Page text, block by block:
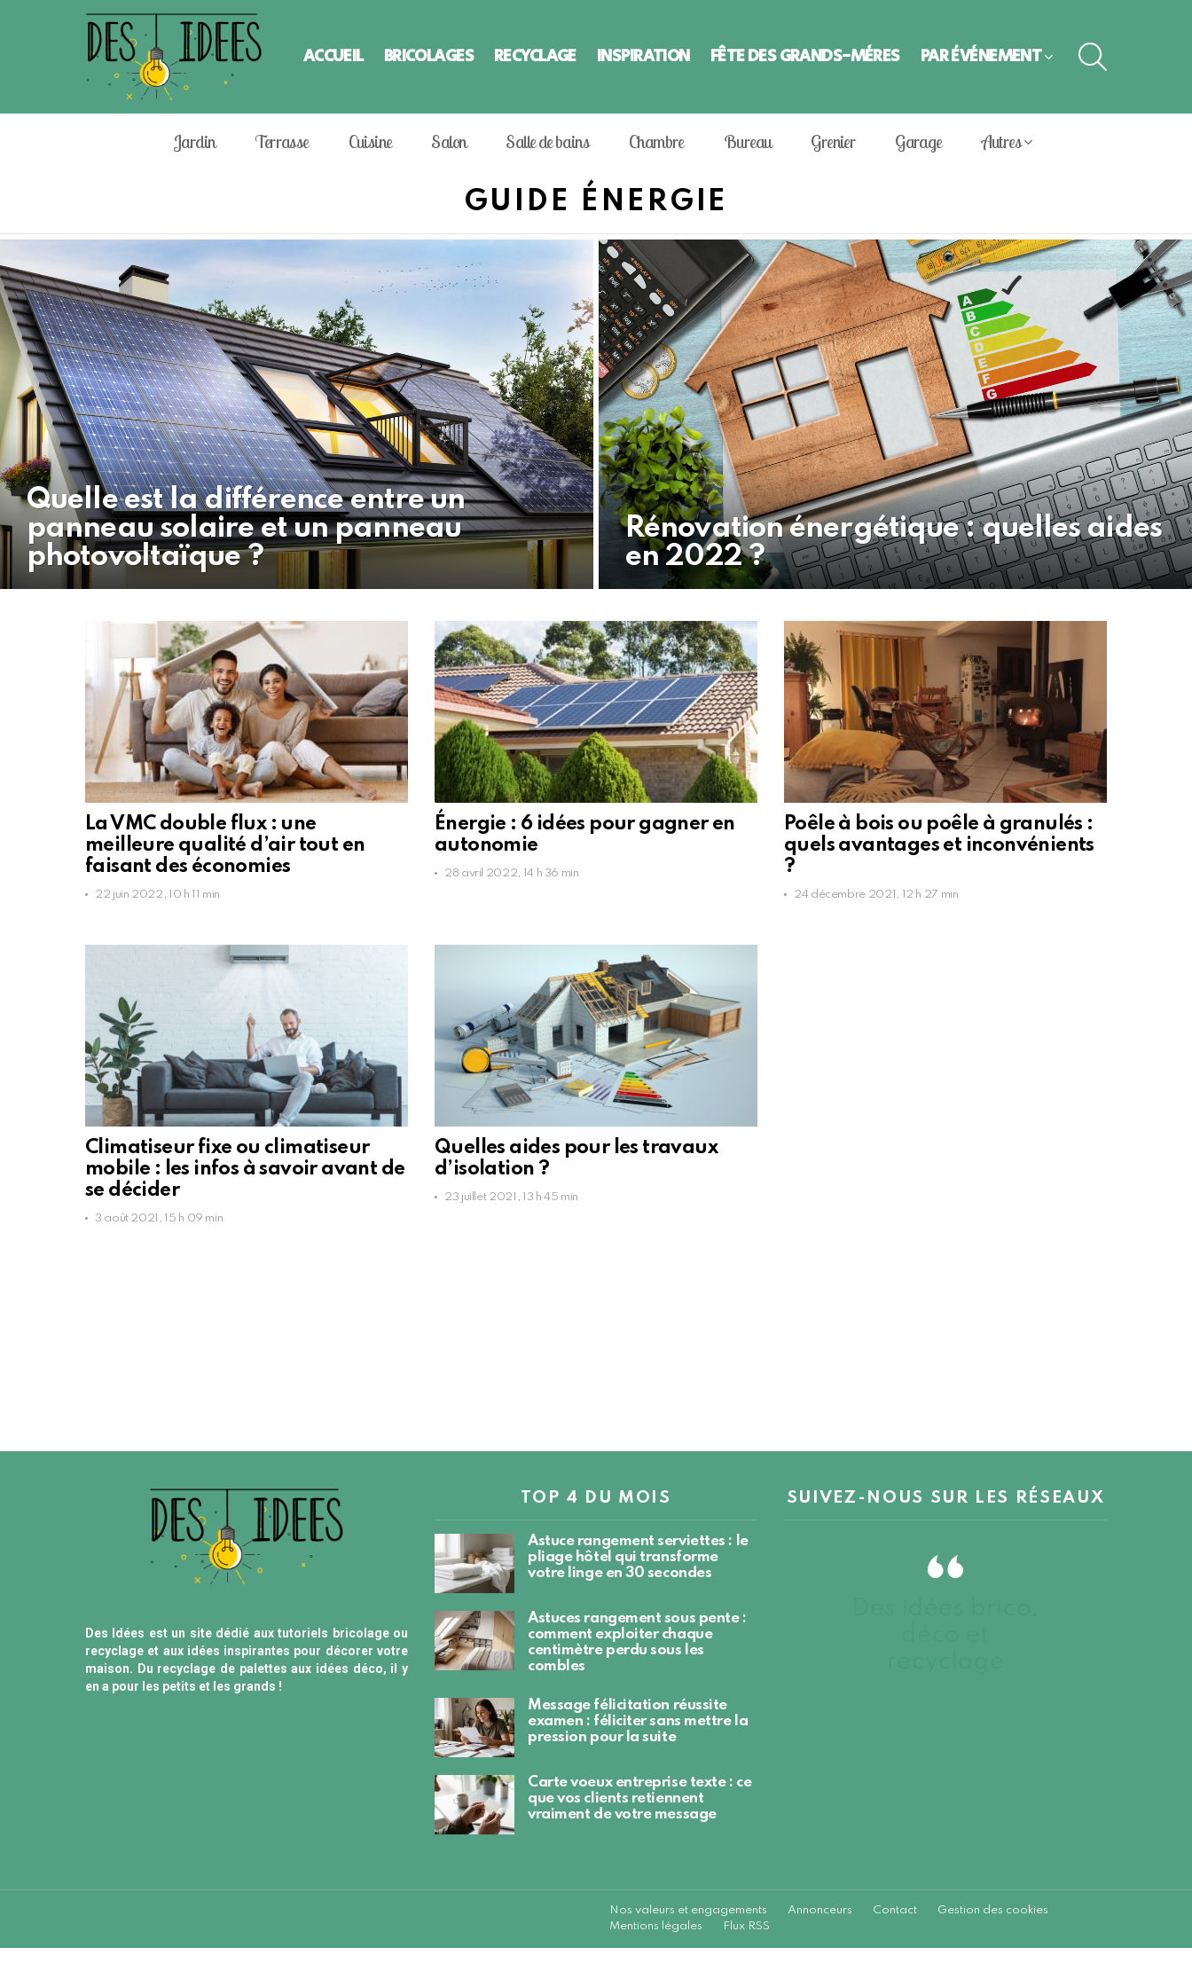
ACCUEIL BRICOLAGES RECYCLAGE INSPIRATION FÊTE DES GRANDS-MÈRES PAR ÉVÈNEMENT
Jardin Terrasse Cuisine Salon Salle de bains Chambre Bureau Grenier Garage Autres
GUIDE ÉNERGIE
LATEST
STORIES
Quelle est la différence entre un
panneau solaire et un panneau
photovoltaïque ?
Rénovation énergétique : quelles aides
en 2022 ?
STORIES
La VMC double flux : une
meilleure qualité d’air tout en
faisant des économies
22 juin 2022, 10 h 11 min
Énergie : 6 idées pour gagner en
autonomie
28 avril 2022, 14 h 36 min
Poêle à bois ou poêle à granulés :
quels avantages et inconvénients
?
24 décembre 2021, 12 h 27 min
Climatiseur fixe ou climatiseur
mobile : les infos à savoir avant de
se décider
3 août 2021, 15 h 09 min
Quelles aides pour les travaux
d’isolation ?
23 juillet 2021, 13 h 45 min
Des Idées est un site dédié aux tutoriels bricolage ou
recyclage et aux idées inspirantes pour décorer votre
maison. Du recyclage de palettes aux idées déco, il y
en a pour les petits et les grands !
TOP 4 DU MOIS
Astuce rangement serviettes : le
pliage hôtel qui transforme
votre linge en 30 secondes
Astuces rangement sous pente :
comment exploiter chaque
centimètre perdu sous les
combles
Message félicitation réussite
examen : féliciter sans mettre la
pression pour la suite
Carte voeux entreprise texte : ce
que vos clients retiennent
vraiment de votre message
SUIVEZ-NOUS SUR LES RÉSEAUX
Nos valeurs et engagements Annonceurs Contact
Gestion des cookies
Mentions légales
Flux RSS